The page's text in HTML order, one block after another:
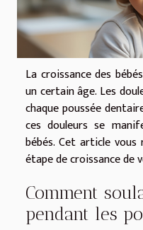
La croissance des
un certain âge. Les
chaque poussée
ces douleurs se
bébés. Cet article
étape de croissance de
Comment
pendant les